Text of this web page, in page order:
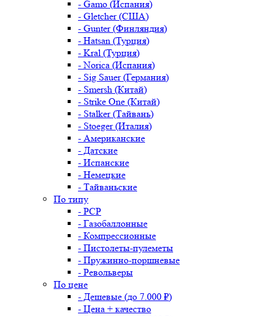
- Gamo (Испания)
- Gletcher (США)
- Gunter (Финляндия)
- Hatsan (Турция)
- Kral (Турция)
- Norica (Испания)
- Sig Sauer (Германия)
- Smersh (Китай)
- Strike One (Китай)
- Stalker (Тайвань)
- Stoeger (Италия)
- Американские
- Датские
- Испанские
- Немецкие
- Тайваньские
По типу
- PCP
- Газобаллонные
- Компрессионные
- Пистолеты-пулеметы
- Пружинно-поршневые
- Револьверы
По цене
- Дешевые (до 7.000 ₽)
- Цена + качество